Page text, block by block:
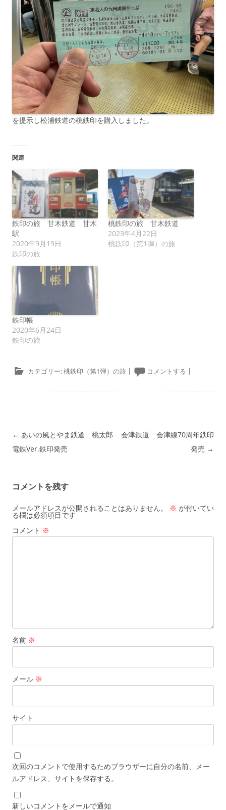
を提示し松浦鉄道の桃鉄印を購入しました。
関連
鉄印の旅 甘木鉄道 甘木
駅
2020年9月19日
鉄印の旅
桃鉄印の旅 甘木鉄道
2023年4月22日
桃鉄印（第1弾）の旅
鉄印帳
2020年6月24日
鉄印の旅
カテゴリー:桃鉄印（第1弾）の旅 | コメントする |
投稿ナビゲーション
← あいの風とやま鉄道 桃太郎
電鉄Ver.鉄印発売
会津鉄道 会津線70周年鉄印
発売 →
コメントを残す
メールアドレスが公開されることはありません。 ※ が付いてい
る欄は必須項目です
コメント ※
名前 ※
メール ※
サイト
次回のコメントで使用するためブラウザーに自分の名前、メー
ルアドレス、サイトを保存する。
新しいコメントをメールで通知